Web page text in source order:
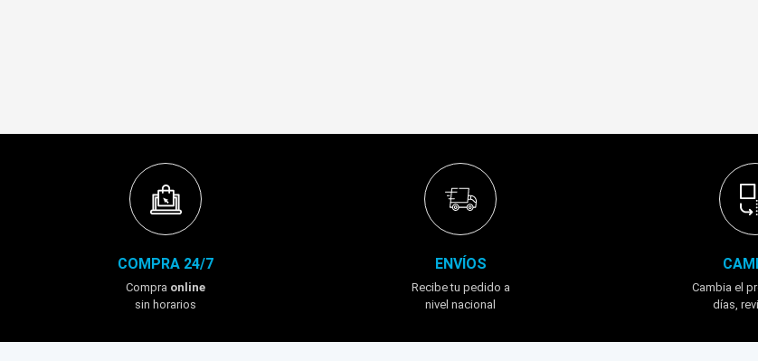
COMPRA 24/7
Compra online
sin horarios
ENVÍOS
Recibe tu pedido a
nivel nacional
Cambia el
días,